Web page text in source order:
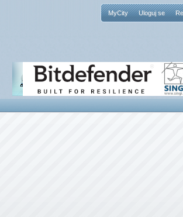
MyCity Uloguj se